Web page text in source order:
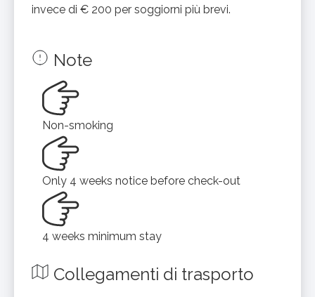
invece di € 200 per soggiorni più brevi.
Note
Non-smoking
Only 4 weeks notice before check-out
4 weeks minimum stay
Collegamenti di trasporto